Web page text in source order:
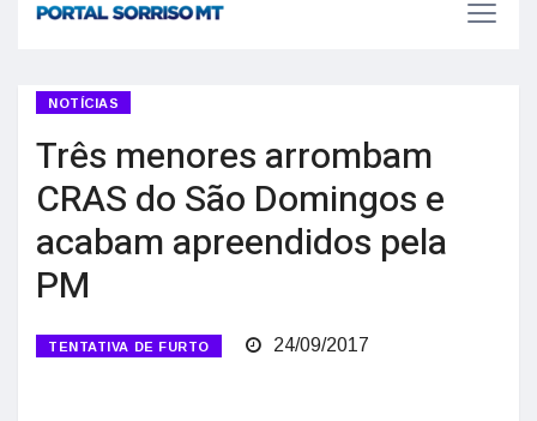
NOTÍCIAS
Três menores arrombam
CRAS do São Domingos e
acabam apreendidos pela
PM
TENTATIVA DE FURTO 24/09/2017